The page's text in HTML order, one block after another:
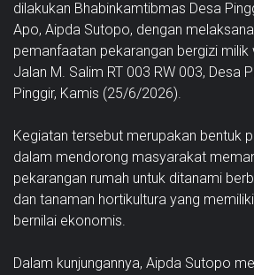
dilakukan Bhabinkamtibmas Desa
Apo, Aipda Sutopo, dengan
pemanfaatan pekarangan bergizi milik
Jalan M. Salim RT 003 RW 003, Desa
Pinggir, Kamis (25/6/2026).
Kegiatan tersebut merupakan bentuk
dalam mendorong masyarakat
pekarangan rumah untuk ditanami
dan tanaman hortikultura yang
bernilai ekonomis.
Dalam kunjungannya, Aipda Sutopo